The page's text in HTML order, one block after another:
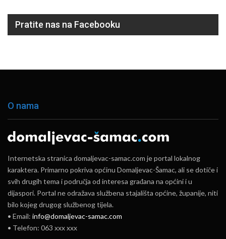
Pratite nas na Facebooku
O nama
Internetska stranica domaljevac-samac.com je portal lokalnog
karaktera. Primarno pokriva općinu Domaljevac-Šamac, ali se dotiče i
svih drugih tema i područja od interesa građana na općini i u
dijaspori. Portal ne odražava službena stajališta općine, županije, niti
bilo kojeg drugog službenog tijela.
• Email: info@domaljevac-samac.com
• Telefon: 063 xxx xxx